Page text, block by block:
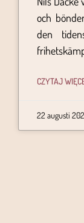
och
den
CZYTAJ
22 augusti